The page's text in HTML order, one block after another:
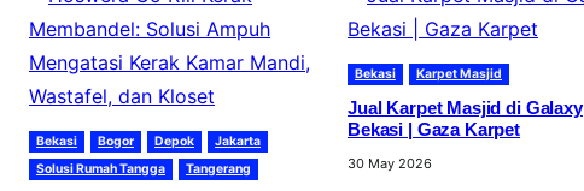
Bekasi Bogor Depok
Jakarta
Solusi Rumah Tangga
Tangerang
Bekasi Karpet Masjid
Jual Karpet Masjid di Galaxy
Bekasi | Gaza Karpet
30 May 2026